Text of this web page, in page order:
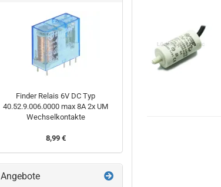
Finder Relais 6V DC Typ
40.52.9.006.0000 max 8A 2x UM
Wechselkontakte
8,99 €
Angebote